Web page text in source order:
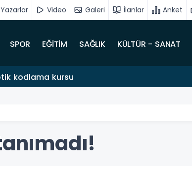
Yazarlar Video Galeri İlanlar Anket
SPOR EĞİTİM SAĞLIK KÜLTÜR - SANAT
kodlama kursu